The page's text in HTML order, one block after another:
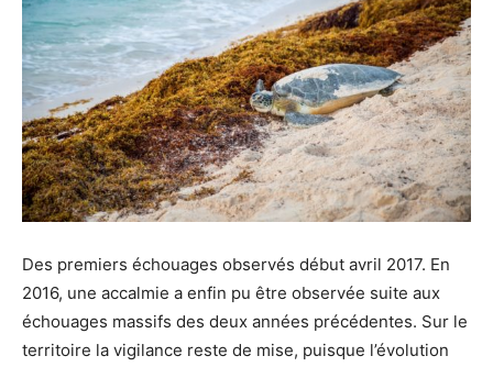
Des premiers échouages observés début avril 2017. En
2016, une accalmie a enfin pu être observée suite aux
échouages massifs des deux années précédentes. Sur le
territoire la vigilance reste de mise, puisque l’évolution